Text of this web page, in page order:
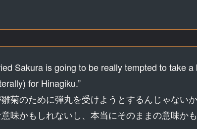
Sakura is going to be really tempted to take
for Hinagiku.”
菊のために弾丸を受けようとするんじゃないか
味かもしれないし、本当にそのままの意味かも